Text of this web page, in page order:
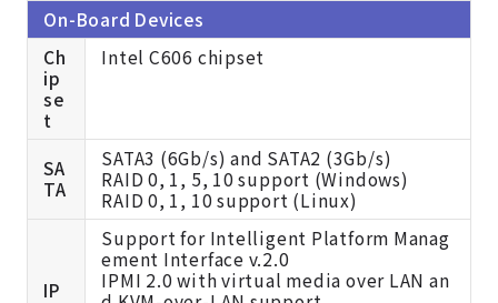
On-Board Devices
Ch
ip
se
t
Intel C606 chipset
SA
TA
SATA3 (6Gb/s) and SATA2 (3Gb/s)
RAID 0, 1, 5, 10 support (Windows)
RAID 0, 1, 10 support (Linux)
IP
Support for Intelligent Platform Manag
ement Interface v.2.0
IPMI 2.0 with virtual media over LAN an